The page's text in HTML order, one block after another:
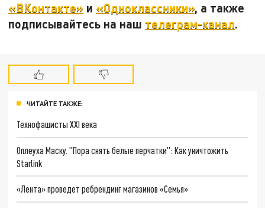
«ВКонтакте» и «Одноклассники», а также
подписывайтесь на наш телеграм-канал.
ЧИТАЙТЕ ТАКЖЕ:
Технофашисты XXI века
Оплеуха Маску. "Пора снять белые перчатки": Как уничтожить
Starlink
«Лента» проведет ребрендинг магазинов «Семья»